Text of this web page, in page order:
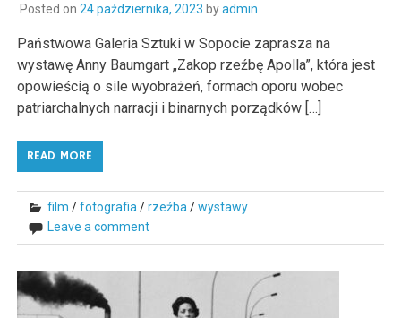
Posted on 24 października, 2023 byadmin
Państwowa Galeria Sztuki w Sopocie zaprasza na
wystawę Anny Baumgart „Zakop rzeźbę Apolla”, która jest
opowieścią o sile wyobrażeń, formach oporu wobec
patriarchalnych narracji i binarnych porządków […]
READ MORE
film /fotografia /rzeźba /wystawy
Leave a comment